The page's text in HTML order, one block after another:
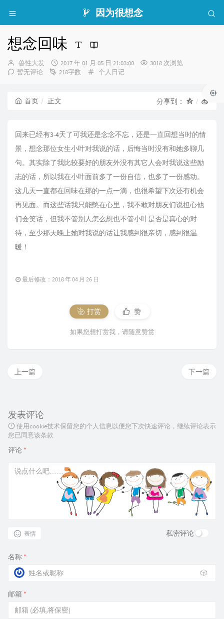
因为很想念
想念回味
博
主：
兽性大发
发
布
2017 年 01 月 05 日 21:03:00
3018 次浏览
暂无评论
218字数
分
个人日记
首页 正文 分享到：
回来已经有3-4天了可我还是念念不忘，还是一直回想当时的情
景，想念那位女生小叶对我说的话，后悔当时没有和她多聊几
句。其实除了我比较要好的朋友外没有其它人会对我说这些励
志的话，所以我在小叶面前多了一份自信，也多了一份感动。
这几天一直都在回味在那的一点一滴，也很希望下次还有机会
再见面。而这些话我只能憋在心里，我不敢对朋友们说担心他
们会笑话，但我不管别人怎么想也不管小叶是否是真心的对
待，至少那天晚上她对我说的话让我感到很亲切，感到很温
暖！
最后修改：2018 年 04 月 26 日
打赏 赞
如果您想打赏我，请随意赞赏
下一篇
上一篇
发表评论
使用cookie技术保留您的个人信息以便您下次快速评论，继续评论表示
您已同意该条款
评论 *
表情 私密评论
名称 *
🎲
邮箱 *